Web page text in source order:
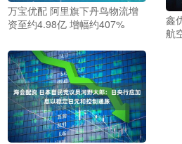
万宝优配 阿里旗下丹鸟物流增
资至约4.98亿 增幅约407%
鑫
航